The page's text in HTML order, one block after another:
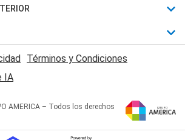
Términos y Condiciones
IA
AMERICA – Todos los derechos